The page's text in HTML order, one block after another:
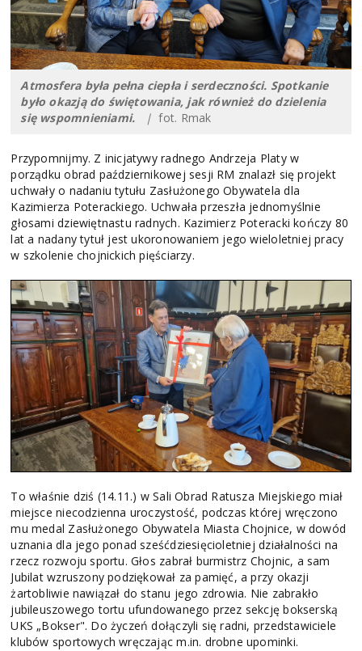
Atmosfera była pełna ciepła i serdeczności. Spotkanie
było okazją do świętowania, jak również do dzielenia
się wspomnieniami. | fot. Rmak
Przypomnijmy. Z inicjatywy radnego Andrzeja Platy w
porządku obrad październikowej sesji RM znalazł się projekt
uchwały o nadaniu tytułu Zasłużonego Obywatela dla
Kazimierza Poterackiego. Uchwała przeszła jednomyślnie
głosami dziewiętnastu radnych. Kazimierz Poteracki kończy 80
lat a nadany tytuł jest ukoronowaniem jego wieloletniej pracy
w szkolenie chojnickich pięściarzy.
To właśnie dziś (14.11.) w Sali Obrad Ratusza Miejskiego miał
miejsce niecodzienna uroczystość, podczas której wręczono
mu medal Zasłużonego Obywatela Miasta Chojnice, w dowód
uznania dla jego ponad sześćdziesięcioletniej działalności na
rzecz rozwoju sportu. Głos zabrał burmistrz Chojnic, a sam
Jubilat wzruszony podziękował za pamięć, a przy okazji
żartobliwie nawiązał do stanu jego zdrowia. Nie zabrakło
jubileuszowego tortu ufundowanego przez sekcję bokserską
UKS „Bokser". Do życzeń dołączyli się radni, przedstawiciele
klubów sportowych wręczając m.in. drobne upominki.